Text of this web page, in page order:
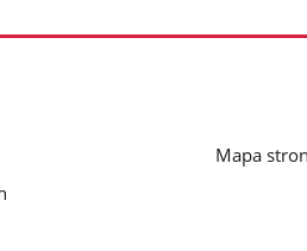
Mapa